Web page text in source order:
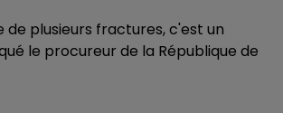
de plusieurs fractures, c'est un
le procureur de la République de